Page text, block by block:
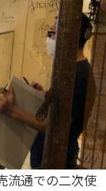
流通での二次使